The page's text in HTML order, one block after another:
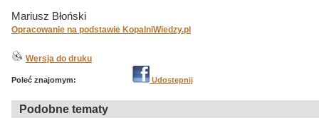
Mariusz Błoński
Opracowanie na podstawie KopalniWiedzy.pl
Wersja do druku
Poleć znajomym: Udostępnij
Podobne tematy